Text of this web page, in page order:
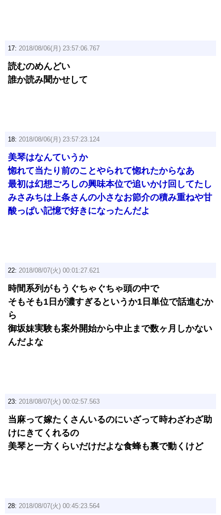
17: 2018/08/06(月) 23:57:06.767
読むのめんどい
誰か読み聞かせして
18: 2018/08/06(月) 23:57:23.124
美琴はなんていうか
惚れて当たり前のことやられて惚れたからなあ
最初は幻想ごろしの興味本位で追いかけ回してたし
みさみちは上条さんの小さなお節介の積み重ねや甘
酸っぱい記憶で好きになったんだよ
22: 2018/08/07(火) 00:01:27.621
時間系列がもうぐちゃぐちゃ頭の中で
そもそも1日が濃すぎるというか1日単位で話進むか
ら
御坂妹実験も案外開始から中止まで数ヶ月しかない
んだよな
23: 2018/08/07(火) 00:02:57.563
当麻って嫁たくさんいるのにいざって時わざわざ助
けにきてくれるの
美琴と一方くらいだけだよな食蜂も裏で動くけど
28: 2018/08/07(火) 00:45:23.564